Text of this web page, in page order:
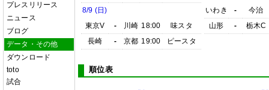
プレスリリース
ニュース
ブログ
データ・その他
ダウンロード
toto
試合
8/9 (日)
東京V
- 川崎 18:00
味スタ
長崎
- 京都 19:00 ピースタ
いわき
-
今治
山形
- 栃木C
順位表